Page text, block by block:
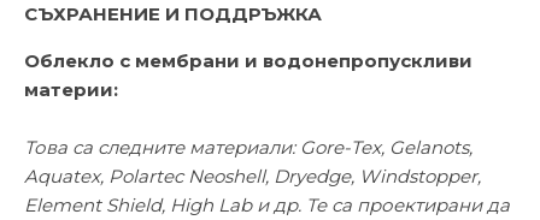
СЪХРАНЕНИЕ И ПОДДРЪЖКА
Облекло с мембрани и водонепропускливи
материи:
Това са следните материали: Gore-Tex, Gelanots,
Aquatex, Polartec Neoshell, Dryedge, Windstopper,
Element Shield, High Lab и др. Te са проектирани да